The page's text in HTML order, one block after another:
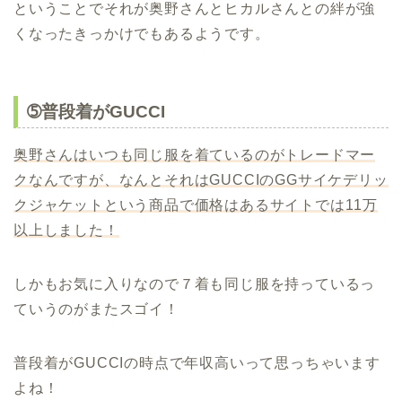
ということでそれが奥野さんとヒカルさんとの絆が強
くなったきっかけでもあるようです。
➄普段着がGUCCI
奥野さんはいつも同じ服を着ているのがトレードマー
クなんですが、なんとそれはGUCCIのGGサイケデリッ
クジャケットという商品で価格はあるサイトでは11万
以上しました！
しかもお気に入りなので７着も同じ服を持っているっ
ていうのがまたスゴイ！
普段着がGUCCIの時点で年収高いって思っちゃいます
よね！